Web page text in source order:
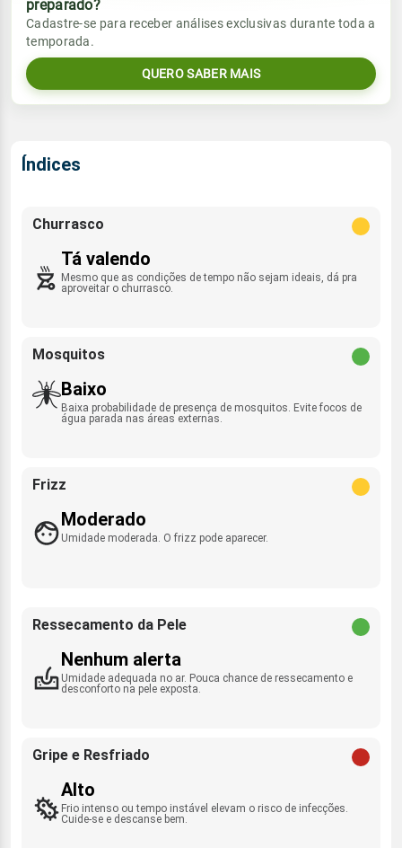
Umidade do ar
81% 99%
Rajada de vento
Sol
07:15h às 18:17h
Lua
Chuva
0.0mm
Umidade do ar
Vento
SW - 3km/h
Rajada de vento
Sol
preparado?
Cadastre-se para receber análises exclusivas durante toda a
temporada.
QUERO SABER MAIS
Índices
Churrasco
Tá valendo
Mesmo que as condições de tempo não sejam ideais, dá pra
aproveitar o churrasco.
Mosquitos
Baixo
Baixa probabilidade de presença de mosquitos. Evite focos de
água parada nas áreas externas.
Frizz
Moderado
Umidade moderada. O frizz pode aparecer.
Ressecamento da Pele
Nenhum alerta
Umidade adequada no ar. Pouca chance de ressecamento e
desconforto na pele exposta.
Gripe e Resfriado
Alto
Frio intenso ou tempo instável elevam o risco de infecções.
Cuide-se e descanse bem.